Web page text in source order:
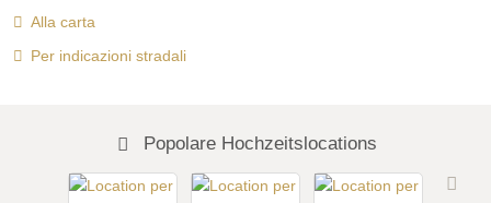
Alla carta
Per indicazioni stradali
Popolare Hochzeitslocations